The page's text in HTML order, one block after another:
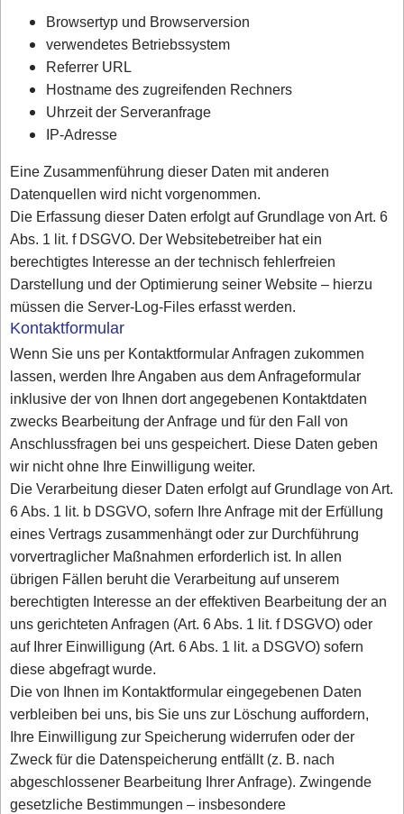
Browsertyp und Browserversion
verwendetes Betriebssystem
Referrer URL
Hostname des zugreifenden Rechners
Uhrzeit der Serveranfrage
IP-Adresse
Eine Zusammenführung dieser Daten mit anderen
Datenquellen wird nicht vorgenommen.
Die Erfassung dieser Daten erfolgt auf Grundlage von Art. 6
Abs. 1 lit. f DSGVO. Der Websitebetreiber hat ein
berechtigtes Interesse an der technisch fehlerfreien
Darstellung und der Optimierung seiner Website – hierzu
müssen die Server-Log-Files erfasst werden.
Kontaktformular
Wenn Sie uns per Kontaktformular Anfragen zukommen
lassen, werden Ihre Angaben aus dem Anfrageformular
inklusive der von Ihnen dort angegebenen Kontaktdaten
zwecks Bearbeitung der Anfrage und für den Fall von
Anschlussfragen bei uns gespeichert. Diese Daten geben
wir nicht ohne Ihre Einwilligung weiter.
Die Verarbeitung dieser Daten erfolgt auf Grundlage von Art.
6 Abs. 1 lit. b DSGVO, sofern Ihre Anfrage mit der Erfüllung
eines Vertrags zusammenhängt oder zur Durchführung
vorvertraglicher Maßnahmen erforderlich ist. In allen
übrigen Fällen beruht die Verarbeitung auf unserem
berechtigten Interesse an der effektiven Bearbeitung der an
uns gerichteten Anfragen (Art. 6 Abs. 1 lit. f DSGVO) oder
auf Ihrer Einwilligung (Art. 6 Abs. 1 lit. a DSGVO) sofern
diese abgefragt wurde.
Die von Ihnen im Kontaktformular eingegebenen Daten
verbleiben bei uns, bis Sie uns zur Löschung auffordern,
Ihre Einwilligung zur Speicherung widerrufen oder der
Zweck für die Datenspeicherung entfällt (z. B. nach
abgeschlossener Bearbeitung Ihrer Anfrage). Zwingende
gesetzliche Bestimmungen – insbesondere